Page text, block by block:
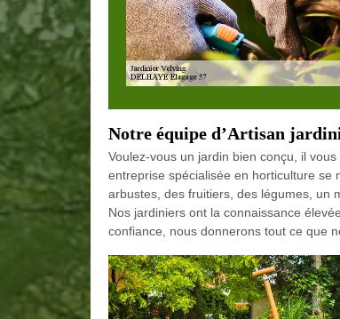
Notre équipe d’Artisan
Voulez-vous un jardin bien conçu, il
entreprise spécialisée en horticulture se
arbustes, des fruitiers, des légumes, un
Nos jardiniers ont la connaissance
confiance, nous donnerons tout ce que